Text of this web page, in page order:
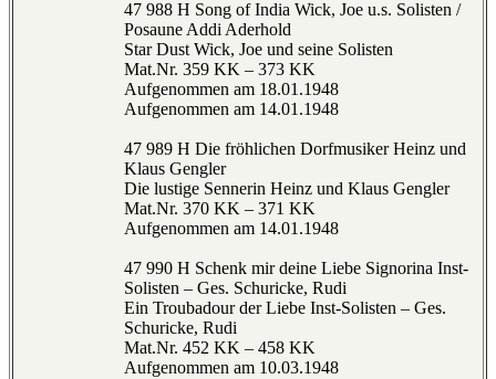
47 988 H Song of India Wick, Joe u.s. Solisten /
Posaune Addi Aderhold
Star Dust Wick, Joe und seine Solisten
Mat.Nr. 359 KK – 373 KK
Aufgenommen am 18.01.1948
Aufgenommen am 14.01.1948
47 989 H Die fröhlichen Dorfmusiker Heinz und
Klaus Gengler
Die lustige Sennerin Heinz und Klaus Gengler
Mat.Nr. 370 KK – 371 KK
Aufgenommen am 14.01.1948
47 990 H Schenk mir deine Liebe Signorina Inst-
Solisten – Ges. Schuricke, Rudi
Ein Troubadour der Liebe Inst-Solisten – Ges.
Schuricke, Rudi
Mat.Nr. 452 KK – 458 KK
Aufgenommen am 10.03.1948